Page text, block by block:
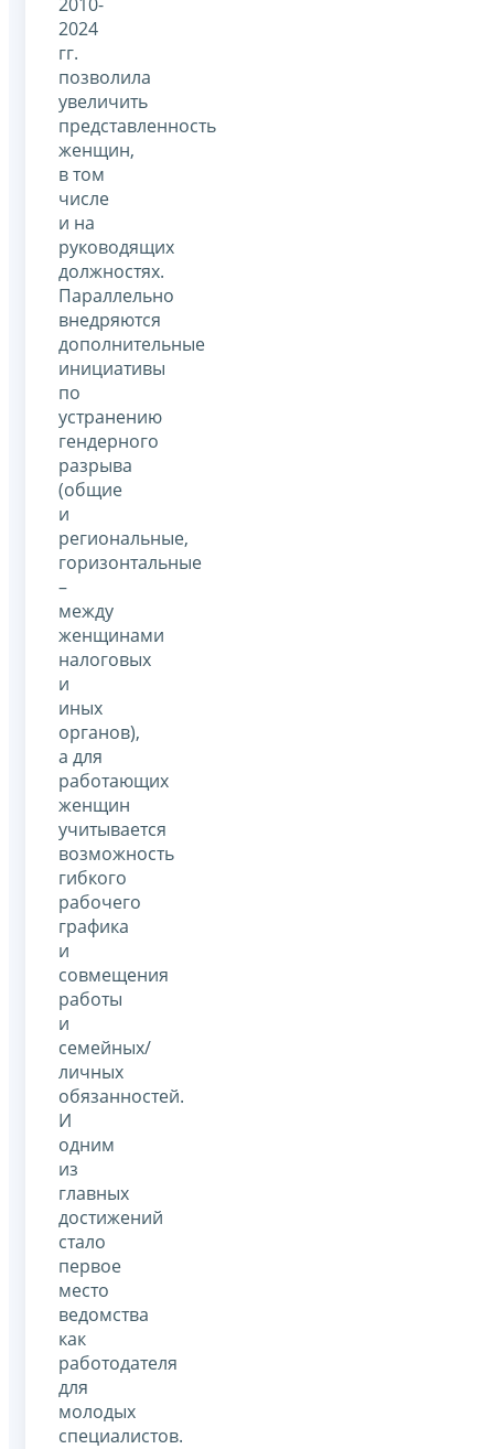
2024
гг.
позволила
увеличить
представленность
женщин,
в том
числе
и на
руководящих
должностях.
Параллельно
внедряются
дополнительные
инициативы
по
устранению
гендерного
разрыва
(общие
и
региональные,
горизонтальные
–
между
женщинами
налоговых
и
иных
органов),
а для
работающих
женщин
учитывается
возможность
гибкого
рабочего
графика
и
совмещения
работы
и
семейных/
личных
обязанностей.
И
одним
из
главных
достижений
стало
первое
место
ведомства
как
работодателя
для
молодых
специалистов.